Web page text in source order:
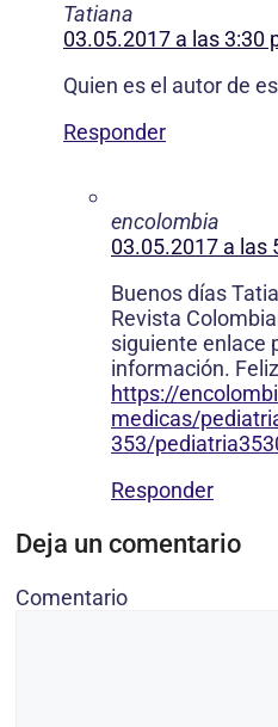
Tatiana
03.05.2017 a las 3:30
Quien es el autor de
Responder
encolombia
03.05.2017 a las
Buenos días
Revista
siguiente enlace
información.
https://
medicas/
353/
Responder
Deja un comentario
Comentario